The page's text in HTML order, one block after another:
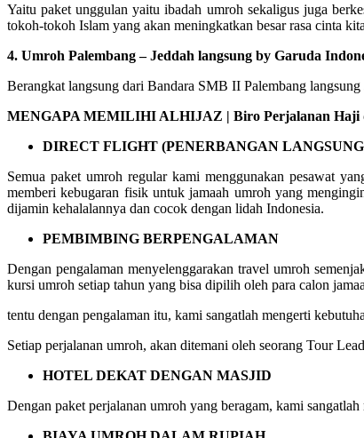
Yaitu paket unggulan yaitu ibadah umroh sekaligus juga
tokoh-tokoh Islam yang akan meningkatkan besar rasa cinta
4. Umroh Palembang – Jeddah langsung by Garuda
Berangkat langsung dari Bandara SMB II Palembang
MENGAPA MEMILIHI ALHIJAZ | Biro Perjalanan Haji
DIRECT FLIGHT (PENERBANGAN
Semua paket umroh regular kami menggunakan pesawat
memberi kebugaran fisik untuk jamaah umroh yang
dijamin kehalalannya dan cocok dengan lidah Indonesia.
PEMBIMBING BERPENGALAMAN
Dengan pengalaman menyelenggarakan travel umroh
kursi umroh setiap tahun yang bisa dipilih oleh para calon
tentu dengan pengalaman itu, kami sangatlah mengerti
Setiap perjalanan umroh, akan ditemani oleh seorang Tour
HOTEL DEKAT DENGAN MASJID
Dengan paket perjalanan umroh yang beragam, kami